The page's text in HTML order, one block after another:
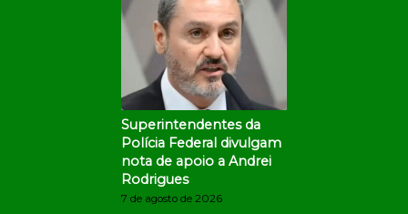
Superintendentes da
Polícia Federal divulgam
nota de apoio a Andrei
Rodrigues
7 de agosto de 2026